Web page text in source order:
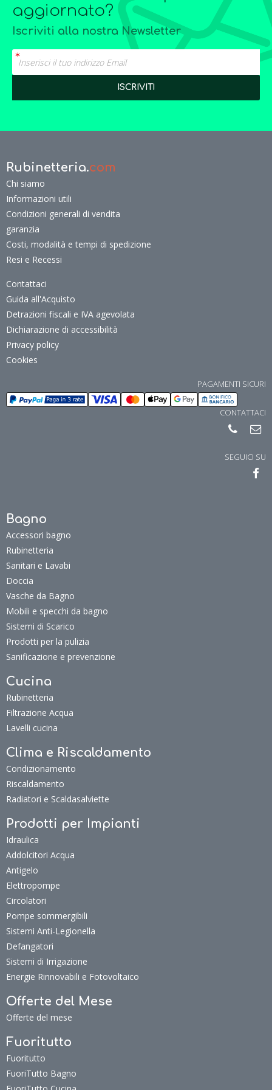
aggiornato?
Iscriviti alla nostra Newsletter
Rubinetteria.com
Chi siamo
Informazioni utili
Condizioni generali di vendita
garanzia
Costi, modalità e tempi di spedizione
Resi e Recessi
Contattaci
Guida all'Acquisto
Detrazioni fiscali e IVA agevolata
Dichiarazione di accessibilità
Privacy policy
Cookies
PAGAMENTI SICURI
CONTATTACI
SEGUICI SU
Bagno
Accessori bagno
Rubinetteria
Sanitari e Lavabi
Doccia
Vasche da Bagno
Mobili e specchi da bagno
Sistemi di Scarico
Prodotti per la pulizia
Sanificazione e prevenzione
Cucina
Rubinetteria
Filtrazione Acqua
Lavelli cucina
Clima e Riscaldamento
Condizionamento
Riscaldamento
Radiatori e Scaldasalviette
Prodotti per Impianti
Idraulica
Addolcitori Acqua
Antigelo
Elettropompe
Circolatori
Pompe sommergibili
Sistemi Anti-Legionella
Defangatori
Sistemi di Irrigazione
Energie Rinnovabili e Fotovoltaico
Offerte del Mese
Offerte del mese
Fuoritutto
Fuoritutto
FuoriTutto Bagno